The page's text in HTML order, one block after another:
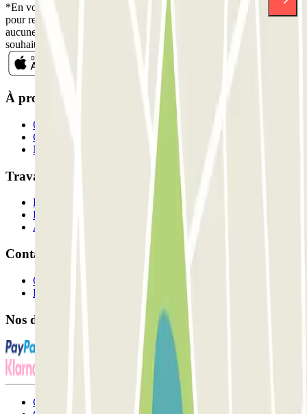
*En vous inscrivant, vous acceptez notre politique de confidentialité
pour recevoir des communications commerciales de Parclick. Sans
aucune obligation, vous pouvez vous désinscrire quand vous le
souhaitez dans la même newsletter.
À propos de Parclick
Qui sommes-nous ?
Comment ça marche?
Nos parkings
Travaillons ensemble?
Professionnels
Fournisseur de parking
Affiliés
Contact
Contactez-nous
FAQ
Nos différents modes de paiement:
Conditions générales d'utilisation et contrat